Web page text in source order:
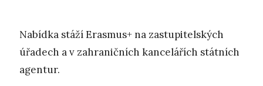
Nabídka stáží Erasmus+ na zastupitelských
úřadech a v zahraničních kancelářích státních
agentur.